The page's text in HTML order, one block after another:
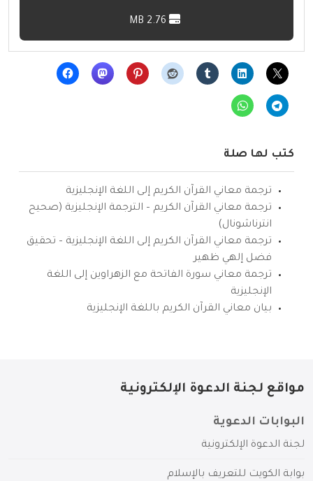
كتب لها صلة
ترجمة معاني القرآن الكريم إلى اللغة الإنجليزية
ترجمة معاني القرآن الكريم – الترجمة الإنجليزية (صحيح
انترناشونال)
ترجمة معاني القرآن الكريم إلى اللغة الإنجليزية – تحقيق
فضل إلهي ظهير
ترجمة معاني سورة الفاتحة مع الزهراوين إلى اللغة
الإنجليزية
بيان معاني القرآن الكريم باللغة الإنجليزية
مواقع لجنة الدعوة الإلكترونية
البوابات الدعوية
لجنة الدعوة الإلكترونية
بوابة الكويت للتعريف بالإسلام